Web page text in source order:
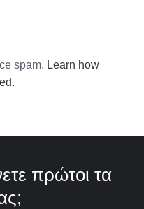
spam. Learn how
πρώτοι τα